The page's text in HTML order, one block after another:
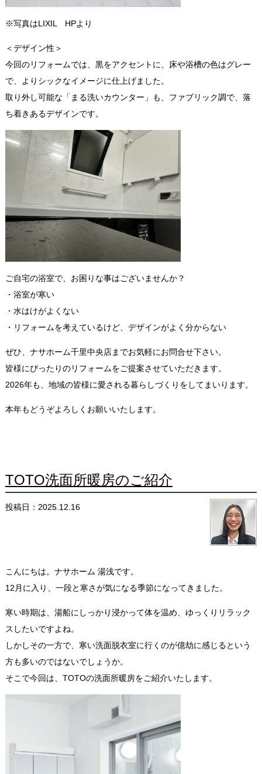
※写真はLIXIL HPより
＜デザイン性＞
今回のリフォームでは、黒をアクセントに、床や浴槽の色はグレー
で、よりシックなイメージに仕上げました。
取り外し可能な「まる洗いカウンター」も、ファブリック調で、落
ち着きあるデザインです。
ご自宅の浴室で、お困りな事はございませんか？
・浴室が寒い
・水はけがよくない
・リフォームを考えているけど、デザインがよく分からない
ぜひ、ナサホーム千里中央店までお気軽にお問合せ下さい。
皆様にぴったりのリフォームをご提案させていただきます。
2026年も、地域の皆様に愛される暮らしづくりをしてまいります。
本年もどうぞよろしくお願いいたします。
TOTO洗面所暖房のご紹介
投稿日：2025.12.16
こんにちは。ナサホーム 湯浅です。
12月に入り、一段と寒さが気になる季節になってきました。
寒い時期は、湯船にしっかり浸かって体を温め、ゆっくりリラック
スしたいですよね。
しかしその一方で、寒い洗面脱衣室に行くのが億劫に感じるという
方も多いのではないでしょうか。
そこで今回は、TOTOの洗面所暖房をご紹介いたします。